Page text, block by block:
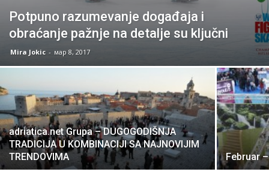
Potpuno razumevanje događaja i
obraćanje pažnje na detalje su ključni
Mira Jokic - мар 8, 2017
adriatica.net Grupa – DUGOGODIŠNJA
TRADICIJA U KOMBINACIJI SA NAJNOVIJIM
TRENDOVIMA
Februar